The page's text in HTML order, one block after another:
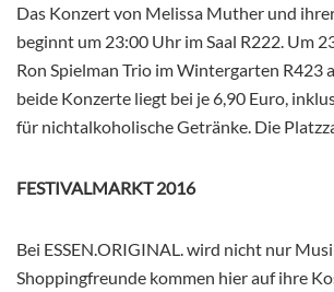
Das Konzert von Melissa Muther und
beginnt um 23:00 Uhr im Saal R222. Um
Ron Spielman Trio im Wintergarten R423
beide Konzerte liegt bei je 6,90 Euro,
für nichtalkoholische Getränke. Die
FESTIVALMARKT 2016
Bei ESSEN.ORIGINAL. wird nicht nur
Shoppingfreunde kommen hier auf ihre